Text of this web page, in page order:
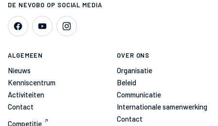
DE NEVOBO OP SOCIAL MEDIA
ALGEMEEN
Nieuws
Kenniscentrum
Activiteiten
Contact
Competitie
OVER ONS
Organisatie
Beleid
Communicatie
Internationale samenwerking
Contact